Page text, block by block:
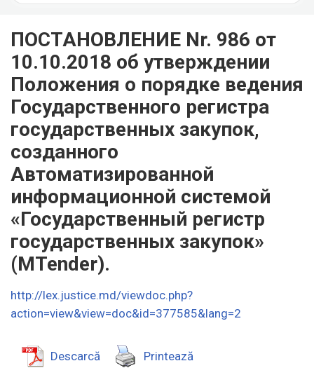
For
ПОСТАНОВЛЕНИЕ Nr. 986 от
10.10.2018 об утверждении
Положения о порядке ведения
Государственного регистра
государственных закупок,
созданного
Автоматизированной
информационной системой
«Государственный регистр
государственных закупок»
(MTender).
http://lex.justice.md/viewdoc.php?
action=view&view=doc&id=377585&lang=2
Descarcă Printează